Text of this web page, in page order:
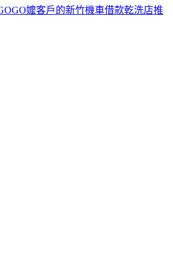
嬤客戶的新竹機車借款乾洗店推